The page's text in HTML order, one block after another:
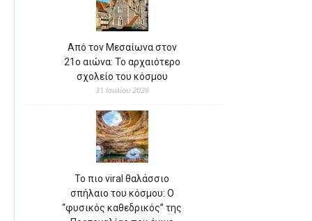
Από τον Μεσαίωνα στον
21ο αιώνα: Το αρχαιότερο
σχολείο του κόσμου
31 Ιουλίου 2026
Το πιο viral θαλάσσιο
σπήλαιο του κόσμου: Ο
“φυσικός καθεδρικός” της